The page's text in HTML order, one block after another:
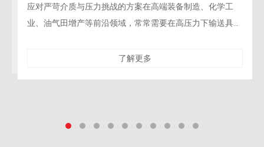
严苛介质与压力挑战的方案在高端装备制造、化学工
油气田增产等前沿领域，常常需要在高压力下输送具有